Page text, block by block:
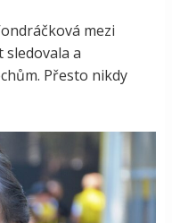
mezi
sledovala a
Přesto nikdy